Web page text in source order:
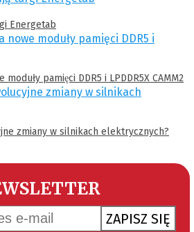
Energetab
pamięci DDR5 i LPDDR5X CAMM2
zmiany w silnikach elektrycznych?
ZAPISZ SIĘ